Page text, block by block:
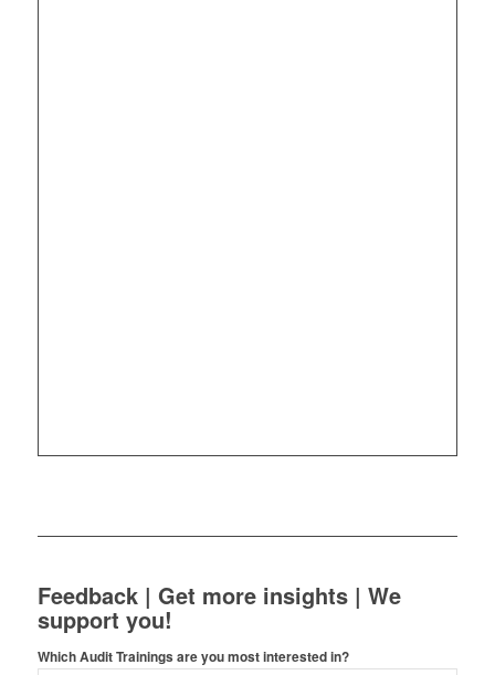
Feedback | Get more insights | We
support you!
Which Audit Trainings are you most interested in?